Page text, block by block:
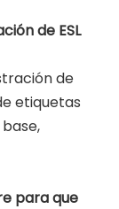
de ESL
de
etiquetas
para que